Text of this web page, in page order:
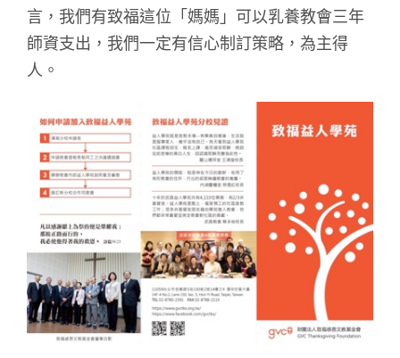
言，我們有致福這位「媽媽」可以乳養教會三年
師資支出，我們一定有信心制訂策略，為主得
人。